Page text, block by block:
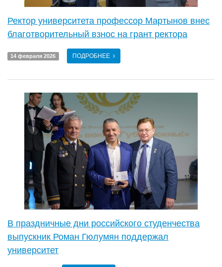
Ректор университета профессор Мартынов внес
благотворительный взнос на грант ректора
14 февраля 2026 ПОДРОБНЕЕ
В праздничные дни российского студенчества
выпускник Роман Гюлумян поддержал
университет